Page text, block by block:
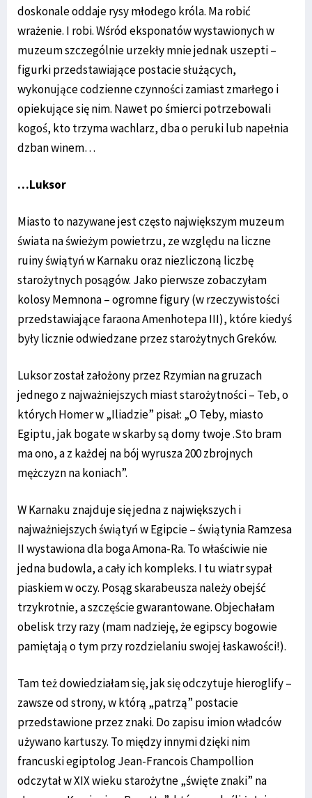
doskonale oddaje rysy młodego króla. Ma robić
wrażenie. I robi. Wśród eksponatów wystawionych w
muzeum szczególnie urzekły mnie jednak uszepti –
figurki przedstawiające postacie służących,
wykonujące codzienne czynności zamiast zmarłego i
opiekujące się nim. Nawet po śmierci potrzebowali
kogoś, kto trzyma wachlarz, dba o peruki lub napełnia
dzban winem…
…Luksor
Miasto to nazywane jest często największym muzeum
świata na świeżym powietrzu, ze względu na liczne
ruiny świątyń w Karnaku oraz niezliczoną liczbę
starożytnych posągów. Jako pierwsze zobaczyłam
kolosy Memnona – ogromne figury (w rzeczywistości
przedstawiające faraona Amenhotepa III), które kiedyś
były licznie odwiedzane przez starożytnych Greków.
Luksor został założony przez Rzymian na gruzach
jednego z najważniejszych miast starożytności – Teb, o
których Homer w „Iliadzie” pisał: „O Teby, miasto
Egiptu, jak bogate w skarby są domy twoje .Sto bram
ma ono, a z każdej na bój wyrusza 200 zbrojnych
mężczyzn na koniach”.
W Karnaku znajduje się jedna z największych i
najważniejszych świątyń w Egipcie – świątynia Ramzesa
II wystawiona dla boga Amona-Ra. To właściwie nie
jedna budowla, a cały ich kompleks. I tu wiatr sypał
piaskiem w oczy. Posąg skarabeusza należy obejść
trzykrotnie, a szczęście gwarantowane. Objechałam
obelisk trzy razy (mam nadzieję, że egipscy bogowie
pamiętają o tym przy rozdzielaniu swojej łaskawości!).
Tam też dowiedziałam się, jak się odczytuje hieroglify –
zawsze od strony, w którą „patrzą” postacie
przedstawione przez znaki. Do zapisu imion władców
używano kartuszy. To między innymi dzięki nim
francuski egiptolog Jean-Francois Champollion
odczytał w XIX wieku starożytne „święte znaki” na